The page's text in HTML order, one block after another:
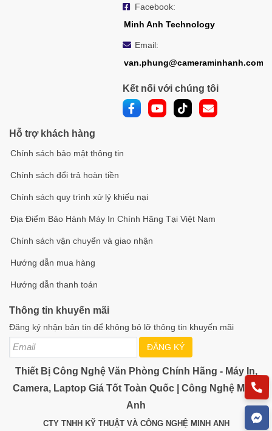
vụ theo
lịch
Cài sẵn, khởi động lại camera, điều chỉnh camera
mất điện
Có
Dòng
chính
50 Hz: 25 fps (1920 × 1080, 1280 × 960, 1280 ×
60 Hz: 30 fps (1920 × 1080, 1280 × 960, 1280 ×
phụ
Hz: 30 fps (704 × 480, 640 × 480, 352 × 240)
Dòng
50 Hz: 25 fps (704 × 576, 640 × 480, 352 × 288); 60
nén
video
H.265/H.264/MJPEG, Dòng thứ ba:
H.265/H.264/MJPEG
Loại
Baseline Profile/Main Profile/High Profile
Facebook:
Minh Anh Technology
Email:
van.phung@cameraminhanh.com
Kết nối với chúng tôi
Hỗ trợ khách hàng
Chính sách bảo mật thông tin
Chính sách đổi trả hoàn tiền
Chính sách quy trình xử lý khiếu nại
Địa Điểm Bảo Hành Máy In Chính Hãng Tại Việt Nam
Chính sách vận chuyển và giao nhận
Hướng dẫn mua hàng
Hướng dẫn thanh toán
Thông tin khuyến mãi
Đăng ký nhận bản tin để không bỏ lỡ thông tin khuyến mãi
ĐĂNG KÝ
Thiết Bị Công Nghệ Văn Phòng Chính Hãng - Máy In,
Camera, Laptop Giá Tốt Toàn Quốc | Công Nghệ Minh
Anh
CTY TNHH KỸ THUẬT VÀ CÔNG NGHỆ MINH ANH